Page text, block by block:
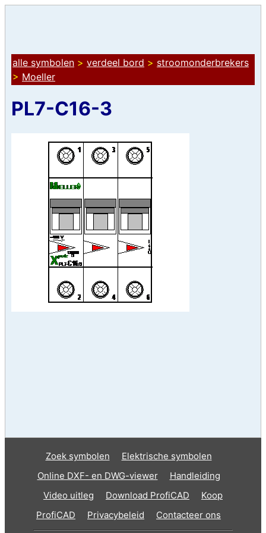
alle symbolen > verdeel bord > stroomonderbrekers
> Moeller
PL7-C16-3
Zoek symbolen
Elektrische symbolen
Online DXF- en DWG-viewer
Handleiding
Video uitleg
Download ProfiCAD
Koop
ProfiCAD
Privacybeleid Contacteer ons